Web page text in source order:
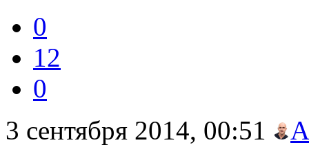
0
12
0
3 сентября 2014, 00:51